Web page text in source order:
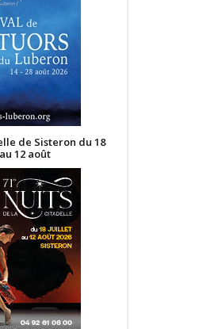
de Sisteron du 18
12 août